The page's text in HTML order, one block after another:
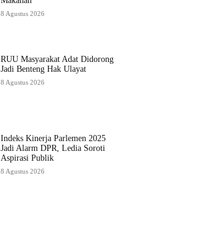
8 Agustus 2026
RUU Masyarakat Adat Didorong
Jadi Benteng Hak Ulayat
8 Agustus 2026
Indeks Kinerja Parlemen 2025
Jadi Alarm DPR, Ledia Soroti
Aspirasi Publik
8 Agustus 2026